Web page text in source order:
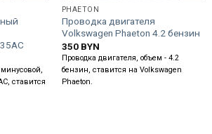
ставится
PHAETON
Проводка двигателя
Volkswagen Phaeton 4.2 бензин
350 BYN
Проводка двигателя, объем - 4.2
бензин, ставится на Volkswagen
Phaeton.